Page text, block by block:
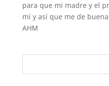
para que mi madre y el
mí y así que me de
AHM